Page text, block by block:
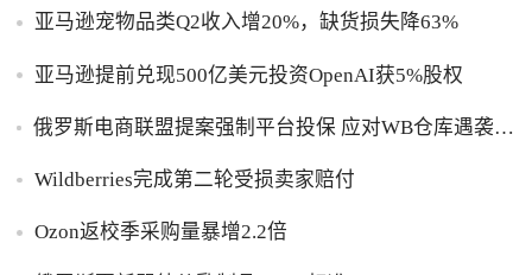
亚马逊宠物品类Q2收入增20%，缺货损失降63%
亚马逊提前兑现500亿美元投资OpenAI获5%股权
俄罗斯电商联盟提案强制平台投保 应对WB仓库遇袭卖
Wildberries完成第二轮受损卖家赔付
Ozon返校季采购量暴增2.2倍